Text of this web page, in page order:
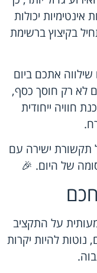
יכולות
בקיצוץ ברשימת
אתכם ביום
לא רק חוסך כסף,
חוויה ייחודית
תקשורת ישירה עם
של היום. 🎉
על התקציב
להיות יקרות